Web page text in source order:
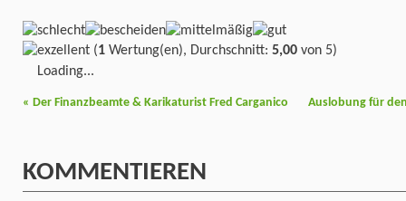
(1 Wertung(en), Durchschnitt: 5,00 von 5)
Loading...
« Der Finanzbeamte & Karikaturist Fred Carganico Auslobung für
KOMMENTIEREN